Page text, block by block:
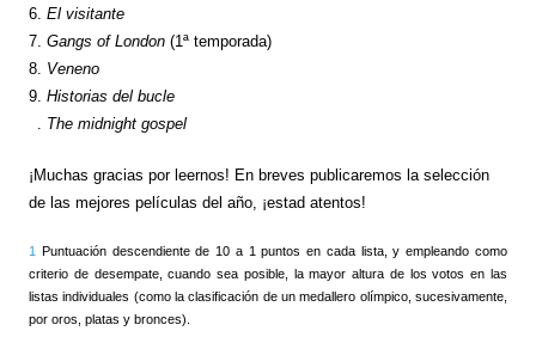
6. El visitante
7. Gangs of London(1ª temporada)
8. Veneno
9. Historias del bucle
. The midnight gospel
¡Muchas gracias por leernos! En breves publicaremos la selección
de las mejores películas del año, ¡estad atentos!
1 Puntuación descendiente de 10 a 1 puntos en cada lista, y empleando como
criterio de desempate, cuando sea posible, la mayor altura de los votos en las
listas individuales (como la clasificación de un medallero olímpico, sucesivamente,
por oros, platas y bronces).